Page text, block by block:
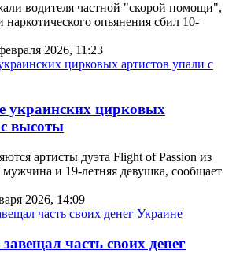
водителя частной "скорой помощи",
наркотического опьянения сбил 10-
2026, 11:23
украинских цирковых
высоты
артисты дуэта Flight of Passion из
и 19-летняя девушка, сообщает
2026, 14:09
часть своих денег